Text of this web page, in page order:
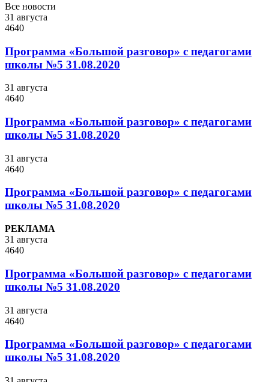
Все новости
31 августа
4640
Программа «Большой разговор» с педагогами
школы №5 31.08.2020
31 августа
4640
Программа «Большой разговор» с педагогами
школы №5 31.08.2020
31 августа
4640
Программа «Большой разговор» с педагогами
школы №5 31.08.2020
РЕКЛАМА
31 августа
4640
Программа «Большой разговор» с педагогами
школы №5 31.08.2020
31 августа
4640
Программа «Большой разговор» с педагогами
школы №5 31.08.2020